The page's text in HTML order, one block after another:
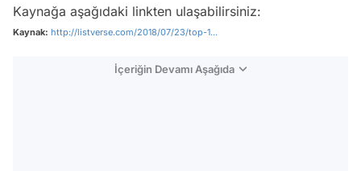
Kaynağa aşağıdaki linkten ulaşabilirsiniz:
Kaynak: http://listverse.com/2018/07/23/top-1...
İçeriğin Devamı Aşağıda